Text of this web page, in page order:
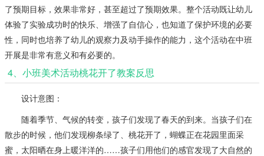
了预期目标，效果非常好，甚至超过了预期效果。整个活动既让幼儿
体验了实验成功时的快乐、增强了自信心，也知道了保护环境的必要
性，同时也培养了幼儿的观察力及动手操作的能力，这个活动在中班
开展是非常有意义和有必要的。
4、小班美术活动桃花开了教案反思
设计意图：
随着季节、气候的转变，孩子们发现了春天的到来。当孩子们在
散步的时候，他们发现柳条绿了、桃花开了，蝴蝶正在花园里面采
蜜，太阳晒在身上暖洋洋的……孩子们用他们的感官发现了大自然的